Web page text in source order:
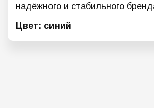
надёжного и стабильного
Цвет: синий